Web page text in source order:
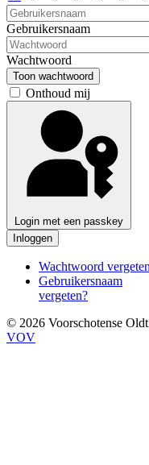
Gebruikersnaam
Wachtwoord
Toon wachtwoord
Onthoud mij
Login met een passkey
Inloggen
Wachtwoord
Gebruikersnaam
vergeten?
© 2026 Voorschotense
VOV